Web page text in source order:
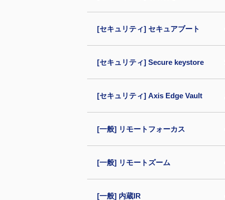
[セキュリティ] セキュアブート
[セキュリティ] Secure keystore
[セキュリティ] Axis Edge Vault
[一般] リモートフォーカス
[一般] リモートズーム
[一般] 内蔵IR